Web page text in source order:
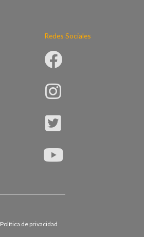
Redes Sociales
Política de privacidad